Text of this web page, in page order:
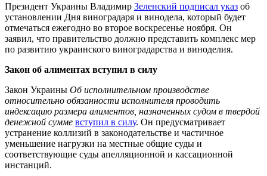
Президент Украины Владимир Зеленский подписал указ об
установлении Дня виноградаря и винодела, который будет
отмечаться ежегодно во второе воскресенье ноября. Он
заявил, что правительство должно представить комплекс мер
по развитию украинского виноградарства и виноделия.
Закон об алиментах вступил в силу
Закон Украины Об исполнительном производстве
относительно обязанности исполнителя проводить
индексацию размера алиментов, назначенных судом в твердой
денежной сумме вступил в силу. Он предусматривает
устранение коллизий в законодательстве и частичное
уменьшение нагрузки на местные общие суды и
соответствующие суды апелляционной и кассационной
инстанций.